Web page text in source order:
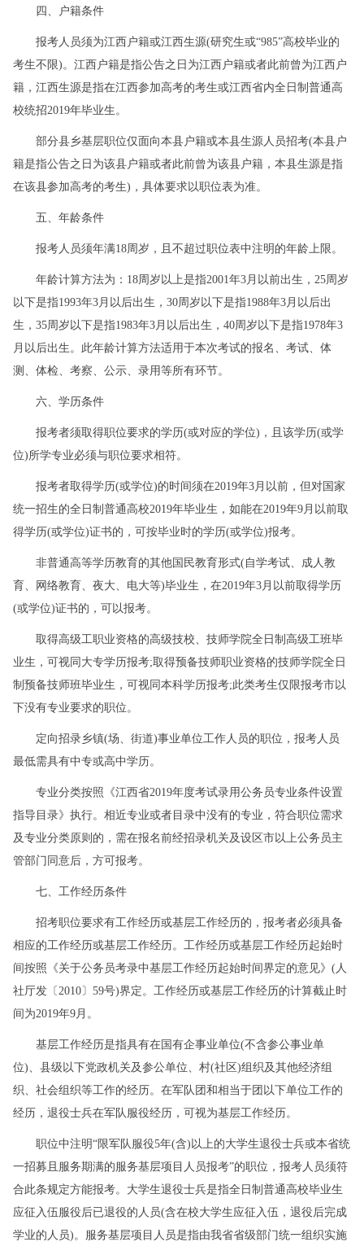
四、户籍条件
报考人员须为江西户籍或江西生源(研究生或“985”高校毕业的
考生不限)。江西户籍是指公告之日为江西户籍或者此前曾为江西户
籍，江西生源是指在江西参加高考的考生或江西省内全日制普通高
校统招2019年毕业生。
部分县乡基层职位仅面向本县户籍或本县生源人员招考(本县户
籍是指公告之日为该县户籍或者此前曾为该县户籍，本县生源是指
在该县参加高考的考生)，具体要求以职位表为准。
五、年龄条件
报考人员须年满18周岁，且不超过职位表中注明的年龄上限。
年龄计算方法为：18周岁以上是指2001年3月以前出生，25周岁
以下是指1993年3月以后出生，30周岁以下是指1988年3月以后出
生，35周岁以下是指1983年3月以后出生，40周岁以下是指1978年3
月以后出生。此年龄计算方法适用于本次考试的报名、考试、体
测、体检、考察、公示、录用等所有环节。
六、学历条件
报考者须取得职位要求的学历(或对应的学位)，且该学历(或学
位)所学专业必须与职位要求相符。
报考者取得学历(或学位)的时间须在2019年3月以前，但对国家
统一招生的全日制普通高校2019年毕业生，如能在2019年9月以前取
得学历(或学位)证书的，可按毕业时的学历(或学位)报考。
非普通高等学历教育的其他国民教育形式(自学考试、成人教
育、网络教育、夜大、电大等)毕业生，在2019年3月以前取得学历
(或学位)证书的，可以报考。
取得高级工职业资格的高级技校、技师学院全日制高级工班毕
业生，可视同大专学历报考;取得预备技师职业资格的技师学院全日
制预备技师班毕业生，可视同本科学历报考;此类考生仅限报考市以
下没有专业要求的职位。
定向招录乡镇(场、街道)事业单位工作人员的职位，报考人员
最低需具有中专或高中学历。
专业分类按照《江西省2019年度考试录用公务员专业条件设置
指导目录》执行。相近专业或者目录中没有的专业，符合职位需求
及专业分类原则的，需在报名前经招录机关及设区市以上公务员主
管部门同意后，方可报考。
七、工作经历条件
招考职位要求有工作经历或基层工作经历的，报考者必须具备
相应的工作经历或基层工作经历。工作经历或基层工作经历起始时
间按照《关于公务员考录中基层工作经历起始时间界定的意见》(人
社厅发〔2010〕59号)界定。工作经历或基层工作经历的计算截止时
间为2019年9月。
基层工作经历是指具有在国有企事业单位(不含参公事业单
位)、县级以下党政机关及参公单位、村(社区)组织及其他经济组
织、社会组织等工作的经历。在军队团和相当于团以下单位工作的
经历，退役士兵在军队服役经历，可视为基层工作经历。
职位中注明“限军队服役5年(含)以上的大学生退役士兵或本省统
一招募且服务期满的服务基层项目人员报考”的职位，报考人员须符
合此条规定方能报考。大学生退役士兵是指全日制普通高校毕业生
应征入伍服役后已退役的人员(含在校大学生应征入伍，退役后完成
学业的人员)。服务基层项目人员是指由我省省级部门统一组织实施